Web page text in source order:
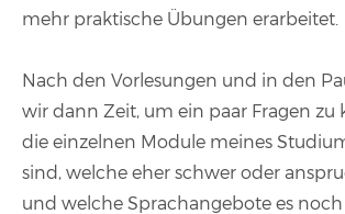
mehr praktische Übungen erarbeitet.
Nach den Vorlesungen und in den
wir dann Zeit, um ein paar Fragen zu
die einzelnen Module meines
sind, welche eher schwer oder
und welche Sprachangebote es